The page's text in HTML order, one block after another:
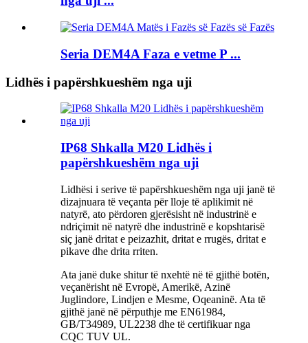
Seria DEM4A Faza e vetme P ...
Lidhës i papërshkueshëm nga uji
IP68 Shkalla M20 Lidhës i
papërshkueshëm nga uji
Lidhësi i serive të papërshkueshëm nga uji janë të
dizajnuara të veçanta për lloje të aplikimit në
natyrë, ato përdoren gjerësisht në industrinë e
ndriçimit në natyrë dhe industrinë e kopshtarisë
siç janë dritat e peizazhit, dritat e rrugës, dritat e
pikave dhe drita rriten.
Ata janë duke shitur të nxehtë në të gjithë botën,
veçanërisht në Evropë, Amerikë, Azinë
Juglindore, Lindjen e Mesme, Oqeaninë. Ata të
gjithë janë në përputhje me EN61984,
GB/T34989, UL2238 dhe të certifikuar nga
CQC TUV UL.